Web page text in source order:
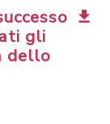
gli
dello